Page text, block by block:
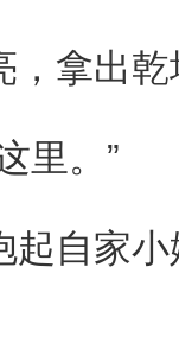
拿出乾
里。”
自家小